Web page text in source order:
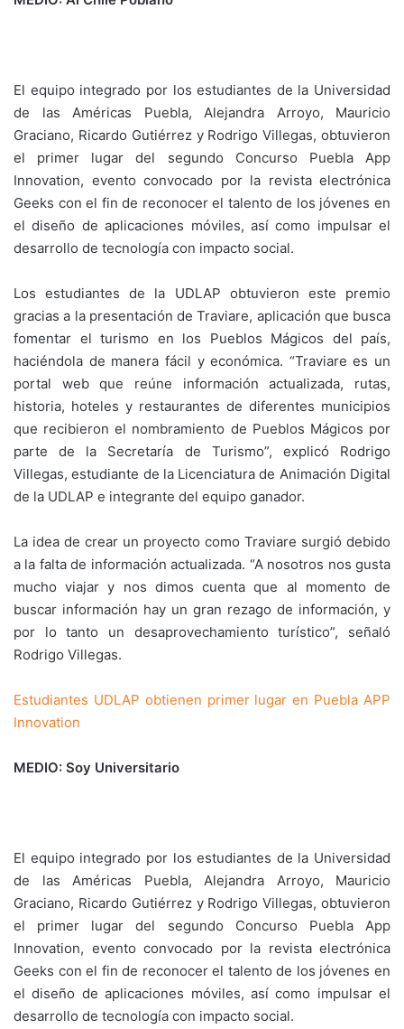
El equipo integrado por los estudiantes de la Universidad
de las Américas Puebla, Alejandra Arroyo, Mauricio
Graciano, Ricardo Gutiérrez y Rodrigo Villegas, obtuvieron
el primer lugar del segundo Concurso Puebla App
Innovation, evento convocado por la revista electrónica
Geeks con el fin de reconocer el talento de los jóvenes en
el diseño de aplicaciones móviles, así como impulsar el
desarrollo de tecnología con impacto social.
Los estudiantes de la UDLAP obtuvieron este premio
gracias a la presentación de Traviare, aplicación que busca
fomentar el turismo en los Pueblos Mágicos del país,
haciéndola de manera fácil y económica. “Traviare es un
portal web que reúne información actualizada, rutas,
historia, hoteles y restaurantes de diferentes municipios
que recibieron el nombramiento de Pueblos Mágicos por
parte de la Secretaría de Turismo”, explicó Rodrigo
Villegas, estudiante de la Licenciatura de Animación Digital
de la UDLAP e integrante del equipo ganador.
La idea de crear un proyecto como Traviare surgió debido
a la falta de información actualizada. “A nosotros nos gusta
mucho viajar y nos dimos cuenta que al momento de
buscar información hay un gran rezago de información, y
por lo tanto un desaprovechamiento turístico”, señaló
Rodrigo Villegas.
Estudiantes UDLAP obtienen primer lugar en Puebla APP
Innovation
MEDIO: Soy Universitario
El equipo integrado por los estudiantes de la Universidad
de las Américas Puebla, Alejandra Arroyo, Mauricio
Graciano, Ricardo Gutiérrez y Rodrigo Villegas, obtuvieron
el primer lugar del segundo Concurso Puebla App
Innovation, evento convocado por la revista electrónica
Geeks con el fin de reconocer el talento de los jóvenes en
el diseño de aplicaciones móviles, así como impulsar el
desarrollo de tecnología con impacto social.